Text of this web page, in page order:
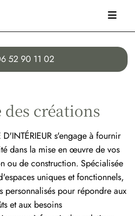
52 90 11 02
des créations
D'INTÉRIEUR s'engage à fournir
dans la mise en œuvre de vos
ou de construction. Spécialisée
uniques et fonctionnels,
personnalisés pour répondre aux
et aux besoins